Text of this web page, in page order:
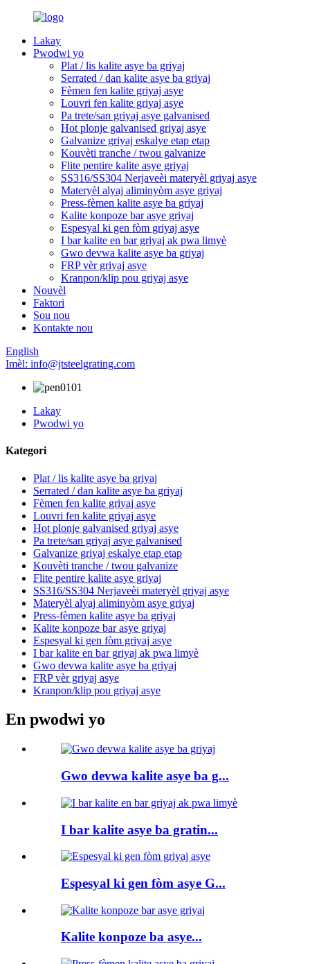
Lakay
Pwodwi yo
Plat / lis kalite asye ba griyaj
Serrated / dan kalite asye ba griyaj
Fèmen fen kalite griyaj asye
Louvri fen kalite griyaj asye
Pa trete/san griyaj asye galvanised
Hot plonje galvanised griyaj asye
Galvanize griyaj eskalye etap etap
Kouvèti tranche / twou galvanize
Flite pentire kalite asye griyaj
SS316/SS304 Nerjaveèi materyèl griyaj asye
Materyèl alyaj aliminyòm asye griyaj
Press-fèmen kalite asye ba griyaj
Kalite konpoze bar asye griyaj
Espesyal ki gen fòm griyaj asye
I bar kalite en bar griyaj ak pwa limyè
Gwo devwa kalite asye ba griyaj
FRP vèr griyaj asye
Kranpon/klip pou griyaj asye
Nouvèl
Faktori
Sou nou
Kontakte nou
English
Imèl: info@jtsteelgrating.com
Lakay
Pwodwi yo
Kategori
Plat / lis kalite asye ba griyaj
Serrated / dan kalite asye ba griyaj
Fèmen fen kalite griyaj asye
Louvri fen kalite griyaj asye
Hot plonje galvanised griyaj asye
Pa trete/san griyaj asye galvanised
Galvanize griyaj eskalye etap etap
Kouvèti tranche / twou galvanize
Flite pentire kalite asye griyaj
SS316/SS304 Nerjaveèi materyèl griyaj asye
Materyèl alyaj aliminyòm asye griyaj
Press-fèmen kalite asye ba griyaj
Kalite konpoze bar asye griyaj
Espesyal ki gen fòm griyaj asye
I bar kalite en bar griyaj ak pwa limyè
Gwo devwa kalite asye ba griyaj
FRP vèr griyaj asye
Kranpon/klip pou griyaj asye
En pwodwi yo
Gwo devwa kalite asye ba g...
I bar kalite asye ba gratin...
Espesyal ki gen fòm asye G...
Kalite konpoze ba asye...